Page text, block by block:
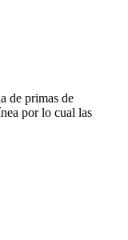
de primas de
por lo cual las